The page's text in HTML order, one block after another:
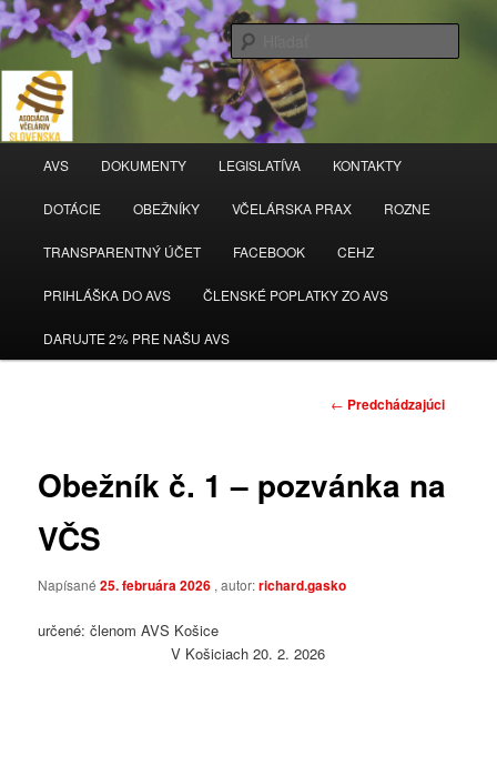
AVS
Preskočiť
na
primárny
AVS DOKUMENTY LEGISLATÍVA KONTAKTY
DOTÁCIE OBEŽNÍKY VČELÁRSKA PRAX ROZNE
TRANSPARENTNÝ ÚČET FACEBOOK CEHZ
PRIHLÁŠKA DO AVS ČLENSKÉ POPLATKY ZO AVS
DARUJTE 2% PRE NAŠU AVS
Navigácia
← Predchádzajúci
Obežník č. 1 – pozvánka na
VČS
Napísané25. februára 2026 , autor:richard.gasko
určené: členom AVS Košice
V Košiciach 20. 2. 2026